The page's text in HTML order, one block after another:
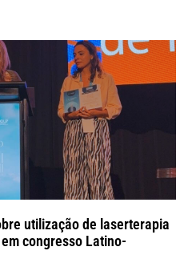
utilização de laserterapia
congresso Latino-